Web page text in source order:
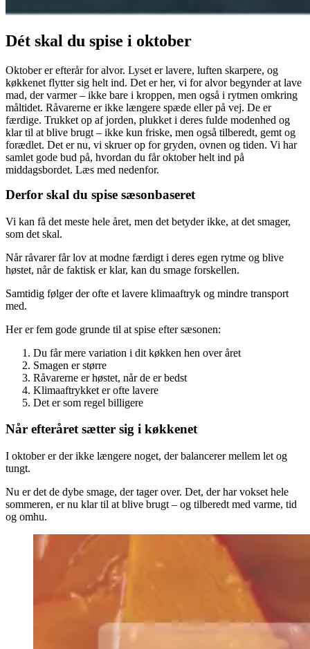
Dét skal du spise i oktober
Oktober er efterår for alvor. Lyset er lavere, luften skarpere, og
køkkenet flytter sig helt ind. Det er her, vi for alvor begynder at lave
mad, der varmer – ikke bare i kroppen, men også i rytmen omkring
måltidet. Råvarerne er ikke længere spæde eller på vej. De er
færdige. Trukket op af jorden, plukket i deres fulde modenhed og
klar til at blive brugt – ikke kun friske, men også tilberedt, gemt og
forædlet. Det er nu, vi skruer op for gryden, ovnen og tiden. Vi har
samlet gode bud på, hvordan du får oktober helt ind på
middagsbordet. Læs med nedenfor.
Derfor skal du spise sæsonbaseret
Vi kan få det meste hele året, men det betyder ikke, at det smager,
som det skal.
Når råvarer får lov at modne færdigt i deres egen rytme og blive
høstet, når de faktisk er klar, kan du smage forskellen.
Samtidig følger der ofte et lavere klimaaftryk og mindre transport
med.
Her er fem gode grunde til at spise efter sæsonen:
Du får mere variation i dit køkken hen over året
Smagen er større
Råvarerne er høstet, når de er bedst
Klimaaftrykket er ofte lavere
Det er som regel billigere
Når efteråret sætter sig i køkkenet
I oktober er der ikke længere noget, der balancerer mellem let og
tungt.
Nu er det de dybe smage, der tager over. Det, der har vokset hele
sommeren, er nu klar til at blive brugt – og tilberedt med varme, tid
og omhu.